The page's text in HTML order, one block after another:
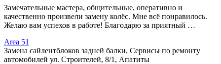
Замечательные мастера, общительные, оперативно и
качественно произвели замену колёс. Мне всё понравилось.
Желаю вам успехов в работе! Благодарю за приятный …
Area 51
Замена сайлентблоков задней балки, Сервисы по ремонту
автомобилей ул. Строителей, 8/1, Апатиты